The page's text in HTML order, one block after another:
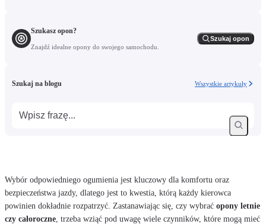
Szukasz opon?
Znajdź idealne opony do swojego samochodu.
Szukaj opon
Szukaj na blogu Wszystkie artykuły
Wybór odpowiedniego ogumienia jest kluczowy dla komfortu oraz
bezpieczeństwa jazdy, dlatego jest to kwestia, którą każdy kierowca
powinien dokładnie rozpatrzyć. Zastanawiając się, czy wybrać opony letnie
czy całoroczne, trzeba wziąć pod uwagę wiele czynników, które mogą mieć